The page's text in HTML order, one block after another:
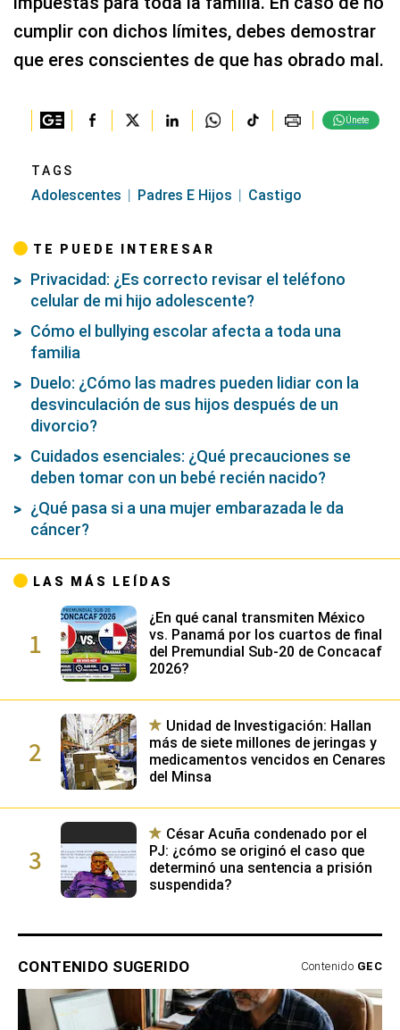
cumplir con dichos límites, debes demostrar
que eres conscientes de que has obrado mal.
Únete
TAGS
Adolescentes Padres E Hijos Castigo
TE PUEDE INTERESAR
Privacidad: ¿Es correcto revisar el teléfono
celular de mi hijo adolescente?
Cómo el bullying escolar afecta a toda una
familia
Duelo: ¿Cómo las madres pueden lidiar con la
desvinculación de sus hijos después de un
divorcio?
Cuidados esenciales: ¿Qué precauciones se
deben tomar con un bebé recién nacido?
¿Qué pasa si a una mujer embarazada le da
cáncer?
LAS MÁS LEÍDAS
1
¿En qué canal transmiten México
vs. Panamá por los cuartos de final
del Premundial Sub-20 de Concacaf
2026?
2
Unidad de Investigación: Hallan
más de siete millones de jeringas y
medicamentos vencidos en Cenares
del Minsa
3
César Acuña condenado por el
PJ: ¿cómo se originó el caso que
determinó una sentencia a prisión
suspendida?
CONTENIDO SUGERIDO Contenido GEC